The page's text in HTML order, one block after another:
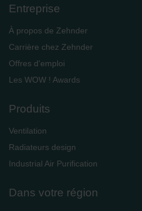
Entreprise
À propos de Zehnder
Carrière chez Zehnder
Offres d'emploi
Les WOW ! Awards
Produits
Ventilation
Radiateurs design
Industrial Air Purification
Dans votre région